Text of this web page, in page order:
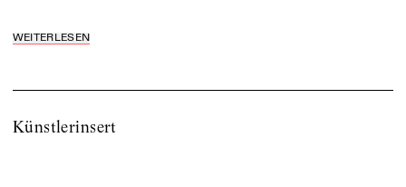
WEITERLESEN
Künstlerinsert